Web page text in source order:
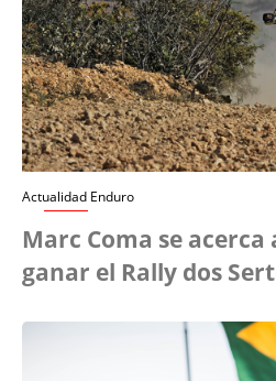
Actualidad Enduro
Marc Coma se
ganar el Rally dos